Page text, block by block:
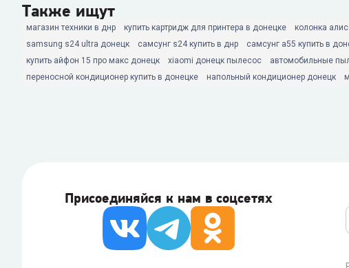
Также ищут
магазин техники в днр купить картридж для принтера в донецке колонка
samsung s24 ultra донецк
самсунг s24 купить в днр самсунг а55 купить в
купить айфон 15 про макс донецк
xiaomi донецк пылесос автомобильные
переносной кондиционер купить в донецке
напольный кондиционер донецк
Присоединяйся к нам в соцсетях